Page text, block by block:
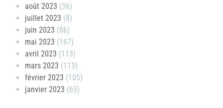
août 2023 (36)
juillet 2023 (8)
juin 2023 (86)
mai 2023 (167)
avril 2023 (113)
mars 2023 (113)
février 2023 (105)
janvier 2023 (65)